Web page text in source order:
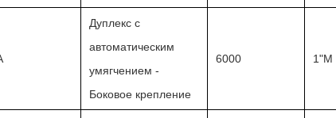
Дуплекс с
автоматическим
умягчением -
Боковое крепление
6000 1"M